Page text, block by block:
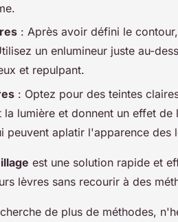
: Après avoir défini le
un enlumineur juste au-
et repulpant.
: Optez pour des teintes
la lumière et donnent un effet
peuvent aplatir l'apparence des
est une solution rapide et
lèvres sans recourir à des
de plus de méthodes,